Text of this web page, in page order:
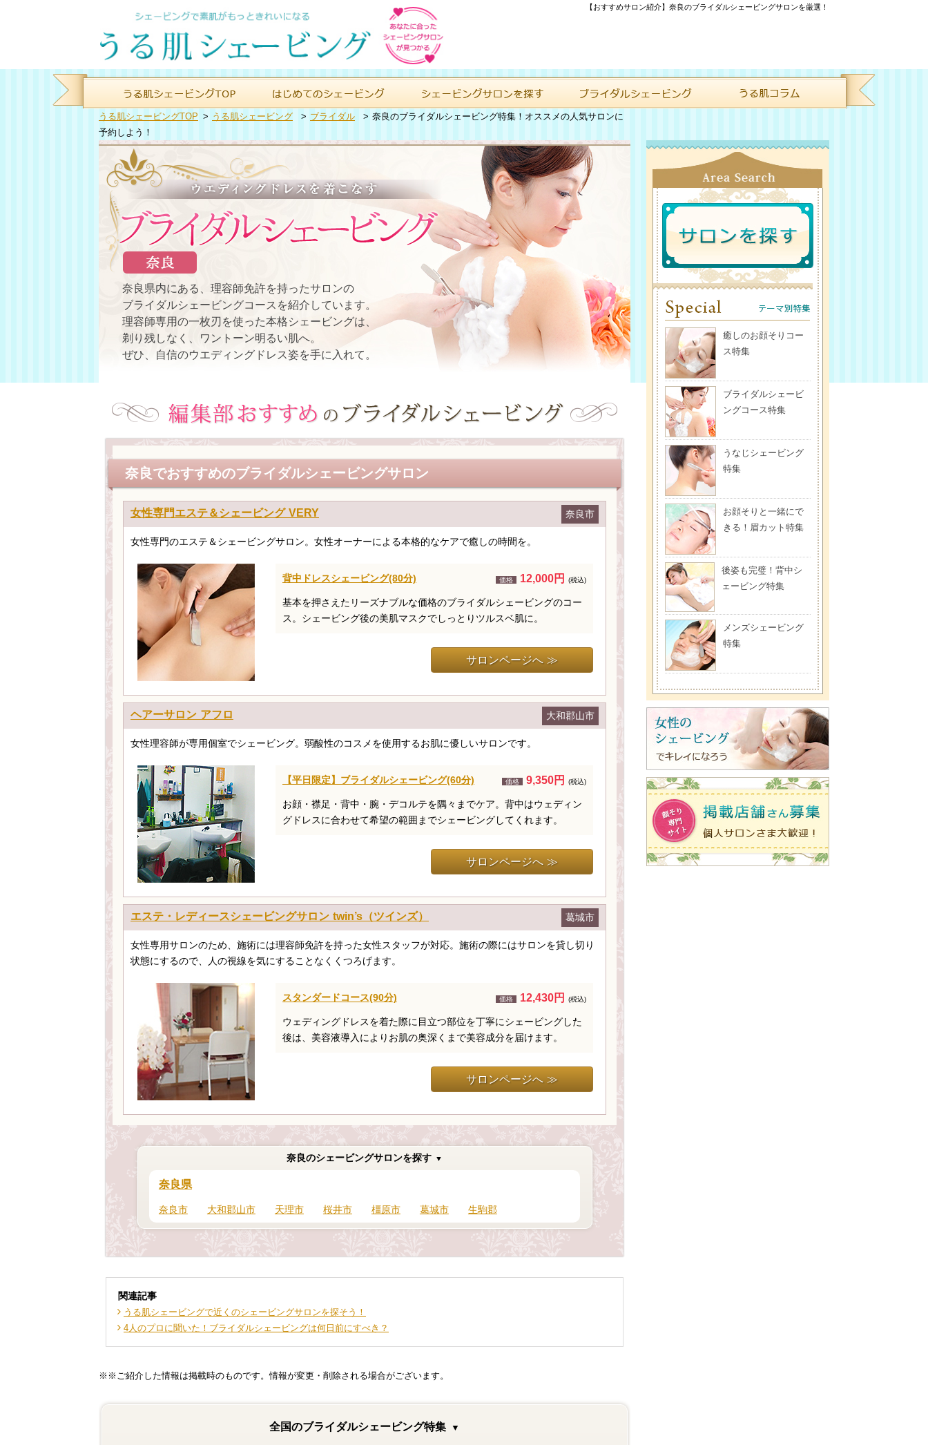
【おすすめサロン紹介】奈良のブライダルシェービングサロンを厳選！
うる肌シェービングTOP > うる肌シェービング > ブライダル > 奈良のブライダルシェービング特集！オススメの人気サロンに
予約しよう！
奈良県内にある、理容師免許を持ったサロンの
ブライダルシェービングコースを紹介しています。
理容師専用の一枚刃を使った本格シェービングは、
剃り残しなく、ワントーン明るい肌へ。
ぜひ、自信のウエディングドレス姿を手に入れて。
奈良でおすすめのブライダルシェービングサロン
女性専門エステ＆シェービング VERY 奈良市
女性専門のエステ＆シェービングサロン。女性オーナーによる本格的なケアで癒しの時間を。
背中ドレスシェービング(80分) 価格 12,000円 (税込)
基本を押さえたリーズナブルな価格のブライダルシェービングのコー
ス。シェービング後の美肌マスクでしっとりツルスベ肌に。
サロンページへ ≫
ヘアーサロン アフロ 大和郡山市
女性理容師が専用個室でシェービング。弱酸性のコスメを使用するお肌に優しいサロンです。
【平日限定】ブライダルシェービング(60分) 価格 9,350円 (税込)
お顔・襟足・背中・腕・デコルテを隅々までケア。背中はウェディン
グドレスに合わせて希望の範囲までシェービングしてくれます。
サロンページへ ≫
エステ・レディースシェービングサロン twin’s（ツインズ） 葛城市
女性専用サロンのため、施術には理容師免許を持った女性スタッフが対応。施術の際にはサロンを貸し切り
状態にするので、人の視線を気にすることなくくつろげます。
スタンダードコース(90分) 価格 12,430円 (税込)
ウェディングドレスを着た際に目立つ部位を丁寧にシェービングした
後は、美容液導入によりお肌の奥深くまで美容成分を届けます。
サロンページへ ≫
奈良のシェービングサロンを探す
奈良県
奈良市 大和郡山市 天理市 桜井市 橿原市 葛城市 生駒郡
関連記事
うる肌シェービングで近くのシェービングサロンを探そう！
4人のプロに聞いた！ブライダルシェービングは何日前にすべき？
※※ご紹介した情報は掲載時のものです。情報が変更・削除される場合がございます。
全国のブライダルシェービング特集
癒しのお顔そりコー
ス特集
ブライダルシェービ
ングコース特集
うなじシェービング
特集
お顔そりと一緒にで
きる！眉カット特集
後姿も完璧！背中シ
ェービング特集
メンズシェービング
特集